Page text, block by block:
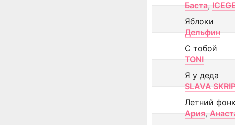
Баста,
Яблоки
Дельфин
С тобой
TONI
Я у деда
SLAVA
Летний фонк
Ария,